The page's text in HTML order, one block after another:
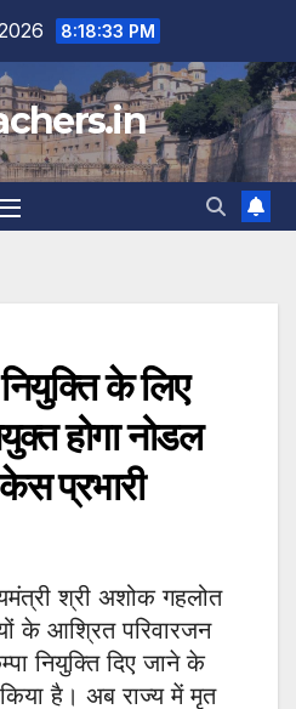
8:18:34 PM
के लिए
होगा नोडल
प्रभारी
श्री अशोक गहलोत
के आश्रित परिवारजन
नियुक्ति दिए जाने के
है। अब राज्य में मृत